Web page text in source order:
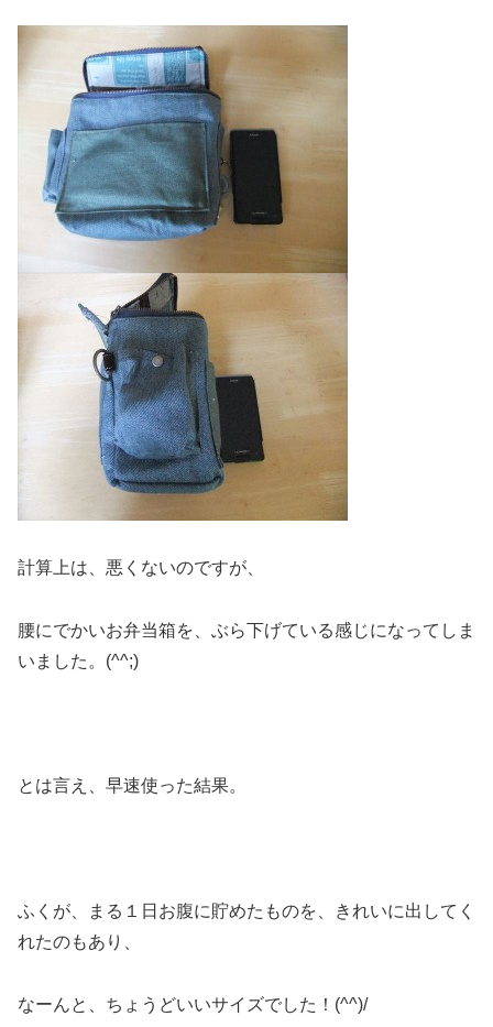
計算上は、悪くないのですが、
腰にでかいお弁当箱を、ぶら下げている感じになってしま
いました。(^^;)
とは言え、早速使った結果。
ふくが、まる１日お腹に貯めたものを、きれいに出してく
れたのもあり、
なーんと、ちょうどいいサイズでした！(^^)/